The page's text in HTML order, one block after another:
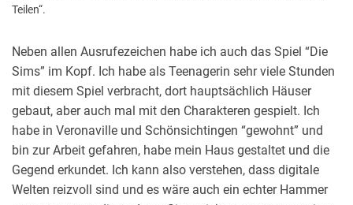
Teilen“.
Neben allen Ausrufezeichen habe ich auch das Spiel “Die
Sims” im Kopf. Ich habe als Teenagerin sehr viele Stunden
mit diesem Spiel verbracht, dort hauptsächlich Häuser
gebaut, aber auch mal mit den Charakteren gespielt. Ich
habe in Veronaville und Schönsichtingen “gewohnt” und
bin zur Arbeit gefahren, habe mein Haus gestaltet und die
Gegend erkundet. Ich kann also verstehen, dass digitale
Welten reizvoll sind und es wäre auch ein echter Hammer